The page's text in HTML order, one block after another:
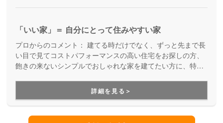
「いい家」＝ 自分にとって住みやすい家
プロからのコメント： 建てる時だけでなく、ずっと先まで長
い目で見てコストパフォーマンスの高い住宅をお探しの方、
飽きの来ないシンプルでおしゃれな家を建てたい方に、特に
らしやすい住まいを、適正価格でご提案しています。お客様
と真摯に向き合い、誠実に家づくりをサポートしてくれる住
宅メーカーで、プランニング前から設計士さんとお話するこ
とができるのも魅力の一つです。
詳細を見る＞